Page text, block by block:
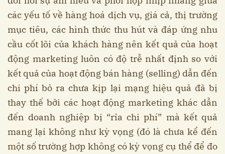
các yếu tố về hàng hoá dịch vụ, giá cả, thị trường
mục tiêu, các hình thức thu hút và đáp ứng nhu
cầu cốt lõi của khách hàng nên kết quả của hoạt
động marketing luôn có độ trễ nhất định so với
kết quả của hoạt động bán hàng (selling) dẫn đến
chi phí bỏ ra chưa kịp lại mạng hiệu quả đã bị
thay thế bởi các hoạt động marketing khác dẫn
đến doanh nghiệp bị “rỉa chi phí” mà kết quả
mang lại không như kỳ vọng (đó là chưa kể đến
một số trường hợp không có kỳ vọng cụ thể để đo